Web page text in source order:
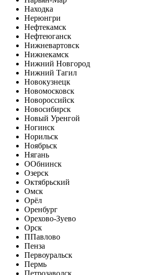
Находка
Нерюнгри
Нефтекамск
Нефтеюганск
Нижневартовск
Нижнекамск
Нижний Новгород
Нижний Тагил
Новокузнецк
Новомосковск
Новороссийск
Новосибирск
Новый Уренгой
Ногинск
Норильск
Ноябрьск
Нягань
ООбнинск
Озерск
Октябрьский
Омск
Орёл
Оренбург
Орехово-Зуево
Орск
ППавлово
Пенза
Первоуральск
Пермь
Петрозаводск